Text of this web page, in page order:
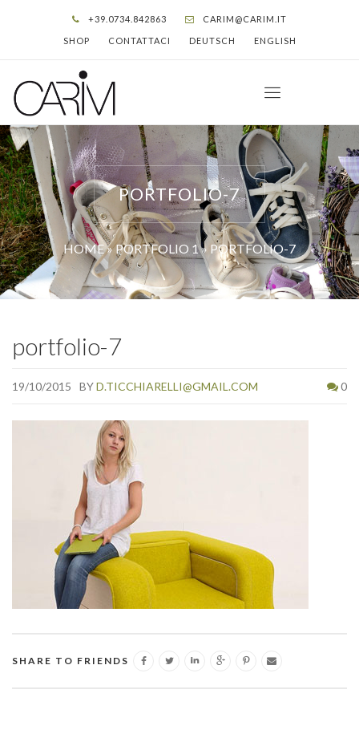
+39.0734.842863 CARIM@CARIM.IT
SHOP CONTATTACI DEUTSCH ENGLISH
PORTFOLIO-7
HOME»PORTFOLIO 1» PORTFOLIO-7
portfolio-7
19/10/2015 BYD.TICCHIARELLI@GMAIL.COM 0
SHARE TO FRIENDS